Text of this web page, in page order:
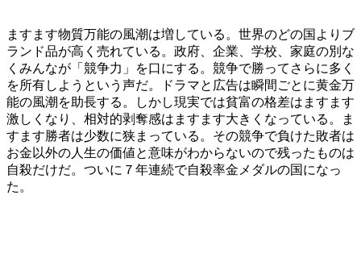
ますます物質万能の風潮は増している。世界のどの国よりブ
ランド品が高く売れている。政府、企業、学校、家庭の別な
くみんなが「競争力」を口にする。競争で勝ってさらに多く
を所有しようという声だ。ドラマと広告は瞬間ごとに黄金万
能の風潮を助長する。しかし現実では貧富の格差はますます
激しくなり、相対的剥奪感はますます大きくなっている。ま
すます勝者は少数に狭まっている。その競争で負けた敗者は
お金以外の人生の価値と意味がわからないので残ったものは
自殺だけだ。ついに７年連続で自殺率金メダルの国になっ
た。